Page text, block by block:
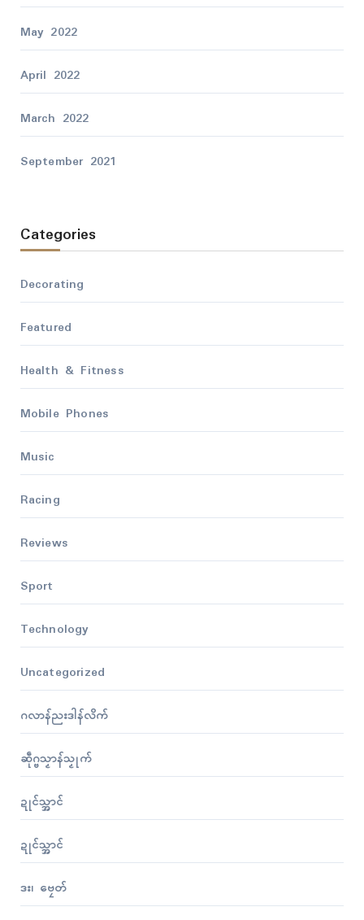
May 2022
April 2022
March 2022
September 2021
Categories
Decorating
Featured
Health & Fitness
Mobile Phones
Music
Racing
Reviews
Sport
Technology
Uncategorized
ဂလာန်ညးဒါန်လိက်
ဆဵုဂ္ဗသၟာန်သၟုက်
ဍုၚ်သ္အာၚ်
ဍုၚ်သ္အာၚ်
ဒး၊ ဗၠေတ်